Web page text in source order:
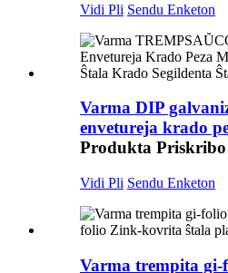
Vidi Pli Sendu Enketon
Varma DIP
envetureja krado
Produkta Priskribo
Vidi Pli Sendu Enketon
Varma trempita